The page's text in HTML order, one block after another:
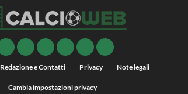
Redazione e Contatti Privacy Note legali
Cambia impostazioni privacy